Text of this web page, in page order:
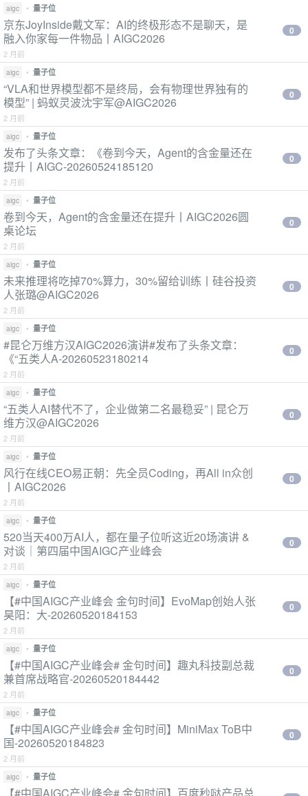
aigc • 量子位
京东JoyInside戴文军：AI的终极形态不是聊天，是
融入你家每一件物品丨AIGC2026
2 月前
0
aigc • 量子位
“VLA和世界模型都不是终局，会有物理世界独有的
模型” | 蚂蚁灵波沈宇军@AIGC2026
2 月前
0
aigc • 量子位
发布了头条文章：《卷到今天，Agent的含金量还在
提升丨AIGC-20260524185120
2 月前
0
aigc • 量子位
卷到今天，Agent的含金量还在提升丨AIGC2026圆
桌论坛
2 月前
0
aigc • 量子位
未来推理将吃掉70%算力，30%留给训练丨硅谷投资
人张璐@AIGC2026
2 月前
0
aigc • 量子位
#昆仑万维方汉AIGC2026演讲#发布了头条文章：
《“五类人A-20260523180214
2 月前
0
aigc • 量子位
“五类人AI替代不了，企业做第二名最稳妥” | 昆仑万
维方汉@AIGC2026
2 月前
0
aigc • 量子位
风行在线CEO易正朝：先全员Coding，再All in众创
丨AIGC2026
2 月前
0
aigc • 量子位
520当天400万AI人，都在量子位听这近20场演讲 &
对谈｜第四届中国AIGC产业峰会
2 月前
0
aigc • 量子位
【#中国AIGC产业峰会 金句时间】EvoMap创始人张
昊阳：大-20260520184153
2 月前
0
aigc • 量子位
【#中国AIGC产业峰会# 金句时间】趣丸科技副总裁
兼首席战略官-20260520184442
2 月前
0
aigc • 量子位
【#中国AIGC产业峰会# 金句时间】MiniMax ToB中
国-20260520184823
2 月前
0
aigc • 量子位